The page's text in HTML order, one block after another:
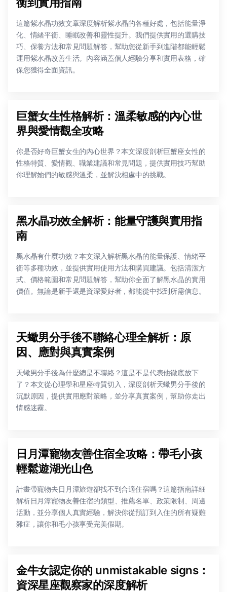
這篇紫水晶功效文章深度解析紫水晶的各種好處，包括能量淨
化、情緒平衡、睡眠改善和靈性提升。我們提供實用的選購技
巧、保養方法和常見問題解答，幫助您從新手到進階都能輕鬆
運用紫水晶改善生活。內容涵蓋個人經驗分享和實用表格，確
保您獲得全面資訊。
巨蟹女生性格解析：溫柔敏感的內心世
界與愛情觀全攻略
你是否好奇巨蟹女生的內心世界？本文深度剖析巨蟹座女性的
性格特質、愛情觀、職業建議和常見問題，提供實用技巧幫助
你理解她們的敏感與溫柔，並解決相處中的挑戰。
黑水晶功效全解析：能量守護與實用指
南
黑水晶有什麼功效？本文深入解析黑水晶的能量保護、情緒平
衡等多種功效，並提供實用使用方法和購買建議。包括清潔方
式、價格範圍和常見問題解答，幫助你全面了解黑水晶的實用
價值。無論是新手還是資深愛好者，都能從中找到所需信息。
天蠍男分手後不聯絡心理全解析：原
因、應對與真實案例
天蠍男分手後為什麼總是不聯絡？這是不是代表他徹底放下
了？本文從心理學和星座特質切入，深度剖析天蠍男分手後的
沉默原因，提供實用應對策略，並分享真實案例，幫助你走出
情感迷霧。
日月潭寵物友善住宿全攻略：帶毛小孩
輕鬆遊湖光山色
計畫帶寵物去日月潭旅遊卻找不到合適住宿嗎？這篇指南詳細
解析日月潭寵物友善住宿的類型、推薦名單、政策限制、周邊
活動，並分享個人真實經驗，解決你從預訂到入住的所有疑難
雜症，讓你和毛小孩享受完美假期。
金牛女認定你的 unmistakable signs：
資深星座觀察家的深度解析